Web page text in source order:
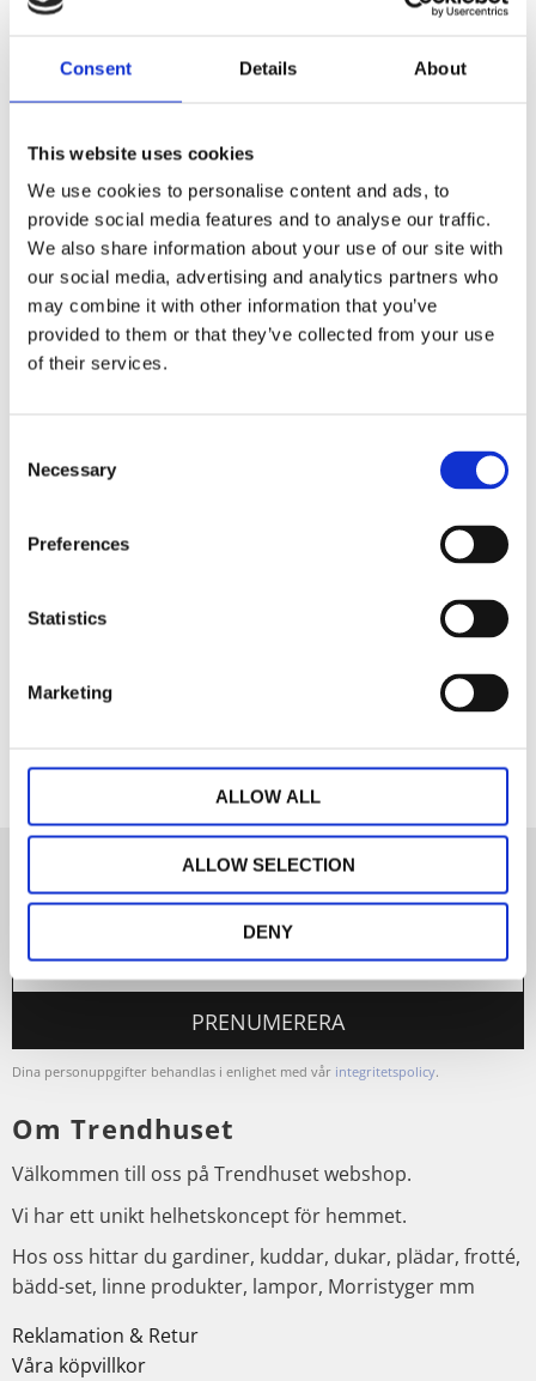
Consent Details About
This website uses cookies
We use cookies to personalise content and ads, to
provide social media features and to analyse our traffic.
We also share information about your use of our site with
our social media, advertising and analytics partners who
may combine it with other information that you’ve
provided to them or that they’ve collected from your use
of their services.
Selection
Necessary
Preferences
Statistics
Marketing
ALLOW ALL
ALLOW SELECTION
DENY
ELEGANCE, lätt
och mjuk i vitt
Stl. 50x60 cm.
Sovkudde
ELEGANCE lätt och
mjuk, behåller sin
karaktär även efter
många tvättar. 450
gr bollfiber av
polyester
249
KÖP
Serien HYGGE finns som örngott, bäddset, både till
sköna färger,
Nyhetsbrev
PRENUMERERA
Dina personuppgifter behandlas i enlighet med vår integritetspolicy.
Om Trendhuset
Välkommen till oss på Trendhuset webshop.
Vi har ett unikt helhetskoncept för hemmet.
Hos oss hittar du gardiner, kuddar, dukar, plädar, frotté,
bädd-set, linne produkter, lampor, Morristyger mm
Reklamation & Retur
Våra köpvillkor